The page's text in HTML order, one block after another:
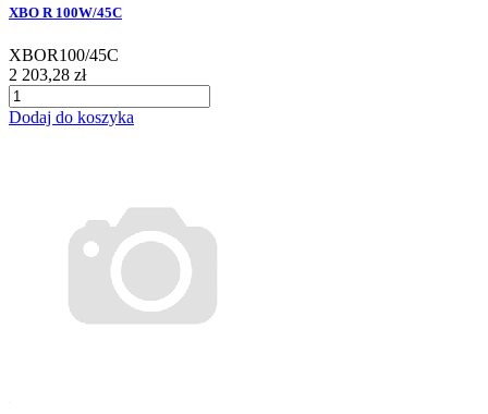
XBO R 100W/45C
XBOR100/45C
2 203,28 zł
Dodaj do koszyka